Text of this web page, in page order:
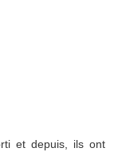
et depuis, ils ont